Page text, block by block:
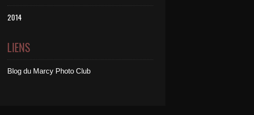
2014
LIENS
Blog du Marcy Photo Club